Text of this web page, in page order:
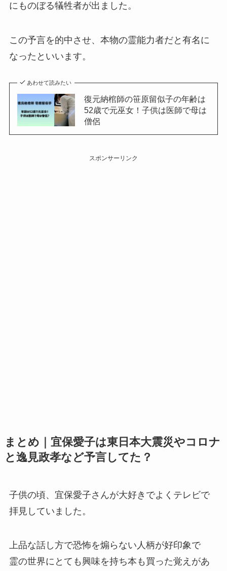
にものぼる犠牲者が出ました。
この予言を的中させ、本物の霊能力者だと有名に
なったといいます。
あわせて読みたい
復元納棺師の笹原留似子の年齢は
52歳で元巫女！子供は医師で母は
僧侶
スポンサーリンク
まとめ｜宜保愛子は東日本大震災やコロナ
と逸見政孝など予言してた？
子供の頃、宜保愛子さんが大好きでよくテレビで
拝見していました。
上品な話し方で恐怖を煽らない人柄が好印象で
霊の世界にとても興味を持ち本も買った覚えがあ